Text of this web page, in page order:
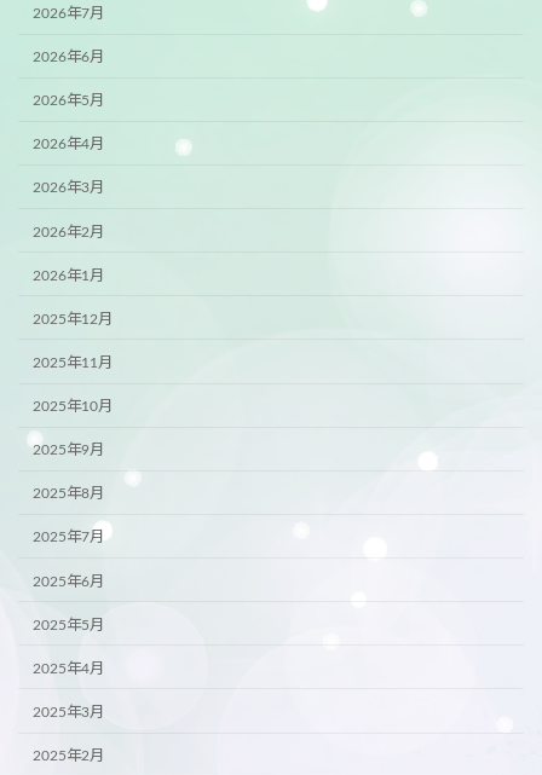
2026年7月
2026年6月
2026年5月
2026年4月
2026年3月
2026年2月
2026年1月
2025年12月
2025年11月
2025年10月
2025年9月
2025年8月
2025年7月
2025年6月
2025年5月
2025年4月
2025年3月
2025年2月